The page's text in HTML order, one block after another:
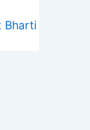
Bharti